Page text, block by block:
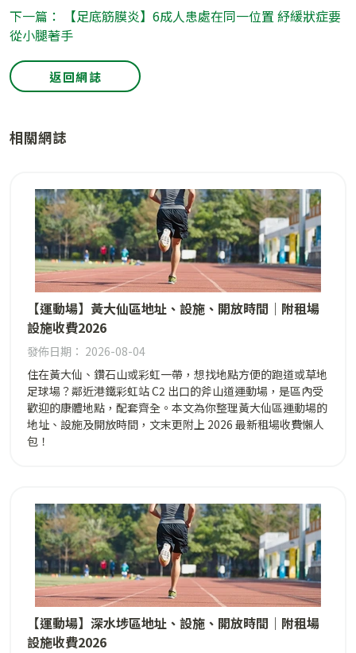
下一篇： 【足底筋膜炎】6成人患處在同一位置 紓緩狀症要
從小腿著手
返回網誌
相關網誌
【運動場】黃大仙區地址、設施、開放時間｜附租場
設施收費2026
發佈日期： 2026-08-04
住在黃大仙、鑽石山或彩虹一帶，想找地點方便的跑道或草地
足球場？鄰近港鐵彩虹站 C2 出口的斧山道運動場，是區內受
歡迎的康體地點，配套齊全。本文為你整理黃大仙區運動場的
地址、設施及開放時間，文末更附上 2026 最新租場收費懶人
包！
【運動場】深水埗區地址、設施、開放時間｜附租場
設施收費2026